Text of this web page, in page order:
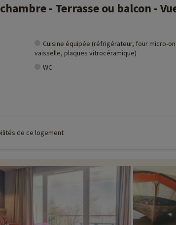
- Terrasse ou balcon -
Cuisine équipée (réfrigérateur, four micro-
vaisselle, plaques vitrocéramique)
WC
de ce logement